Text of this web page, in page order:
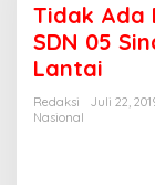
Tidak Ada
SDN 05
Lantai
Redaksi
Juli 22,
Nasional